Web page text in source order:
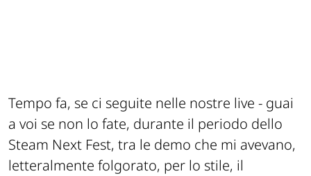
Tempo fa, se ci seguite nelle nostre live - guai
a voi se non lo fate, durante il periodo dello
Steam Next Fest, tra le demo che mi avevano,
letteralmente folgorato, per lo stile, il